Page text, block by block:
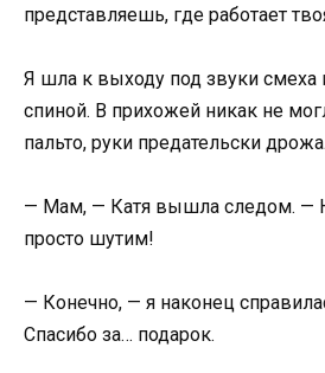
представляешь, где работает
Я шла к выходу под звуки смеха
спиной. В прихожей никак не
пальто, руки предательски
— Мам, — Катя вышла следом. —
просто шутим!
— Конечно, — я наконец
Спасибо за… подарок.